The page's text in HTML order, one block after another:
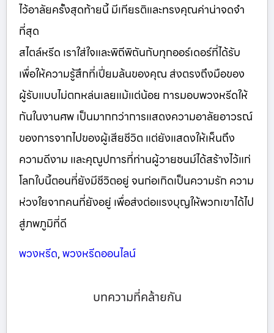
ไว้อาลัยครั้งสุดท้ายนี้ มีเกียรติและทรงคุณค่าน่าจดจำ
ที่สุด
สไตล์หรีด เราใส่ใจและพิถีพิถันกับทุกออร์เดอร์ที่ได้รับ
เพื่อให้ความรู้สึกที่เปี่ยมล้นของคุณ ส่งตรงถึงมือของ
ผู้รับแบบไม่ตกหล่นเลยแม้แต่น้อย การมอบพวงหรีดให้
กันในงานศพ เป็นมากกว่าการแสดงความอาลัยอาวรณ์
ของการจากไปของผู้เสียชีวิต แต่ยังแสดงให้เห็นถึง
ความดีงาม และคุณูปการที่ท่านผู้วายชนม์ได้สร้างไว้แก่
โลกใบนี้ตอนที่ยังมีชีวิตอยู่ จนก่อเกิดเป็นความรัก ความ
ห่วงใยจากคนที่ยังอยู่ เพื่อส่งต่อแรงบุญให้พวกเขาได้ไป
สู่ภพภูมิที่ดี
พวงหรีด,พวงหรีดออนไลน์
บทความที่คล้ายกัน